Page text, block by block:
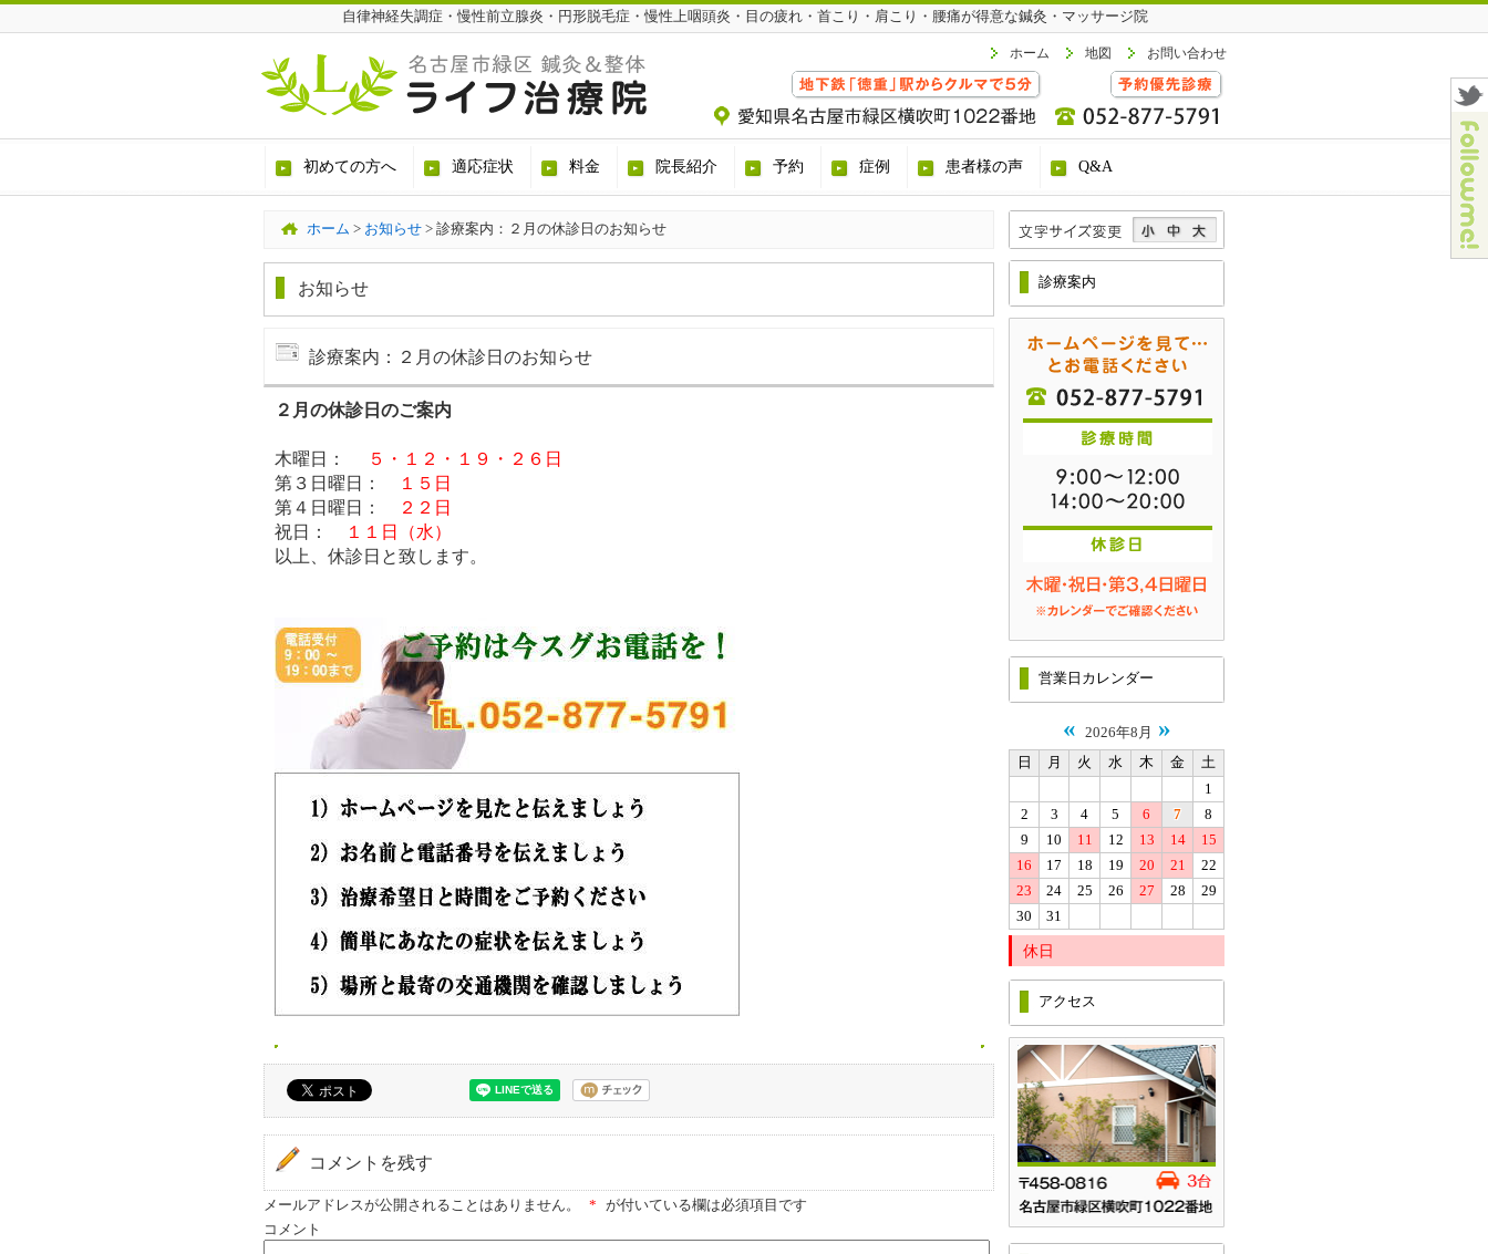
自律神経失調症・慢性前立腺炎・円形脱毛症・慢性上咽頭炎・目の疲れ・首こり・肩こり・腰痛が得意な鍼灸・マッサージ院
ホーム 地図 お問い合わせ
初めての方へ 適応症状 料金 院長紹介 予約 症例 患者様の声 Q&A
ホーム > お知らせ > 診療案内：２月の休診日のお知らせ
お知らせ
診療案内：２月の休診日のお知らせ
２月の休診日のご案内
木曜日：
５・１２・１９・２６日
第３日曜日：
１５日
第４日曜日：
２２日
祝日：
１１日（水）
以上、休診日と致します。
コメントを残す
メールアドレスが公開されることはありません。 *
が付いている欄は必須項目です
コメント
診療案内
営業日カレンダー
« 2026年8月 »
日 月 火 水 木 金
土
1
2
3 4 5 6 7
8
9
10 11 12 13 14
15
16
17 18 19 20 21
22
23
24 25 26 27 28
29
30
31
休日
アクセス